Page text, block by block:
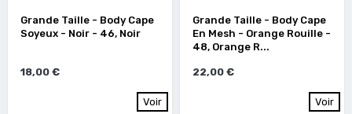
Grande Taille - Body Cape
Soyeux - Noir - 46, Noir
18,00 €
Voir
Grande Taille - Body Cape
En Mesh - Orange Rouille -
48, Orange R...
22,00 €
Voir